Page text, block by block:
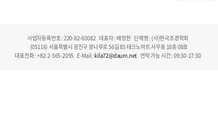
사업자등록번호 : 220-82-60082 대표자 : 배정한 단체명 : (사)한국조경학회
(05116) 서울특별시 광진구 광나루로 56길 85 테크노마트 사무동 18층 08호
대표전화 : +82-2-565-2055 E-Mail :kila72@daum.net 연락 가능 시간 : 09:30-17:30